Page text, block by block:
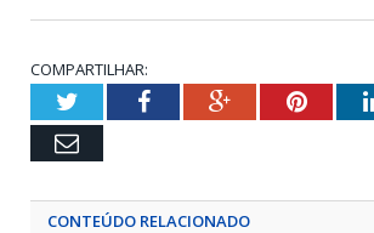
COMPARTILHAR:
TwitterFacebookGoogle+
Email
CONTEÚDO RELACIONADO